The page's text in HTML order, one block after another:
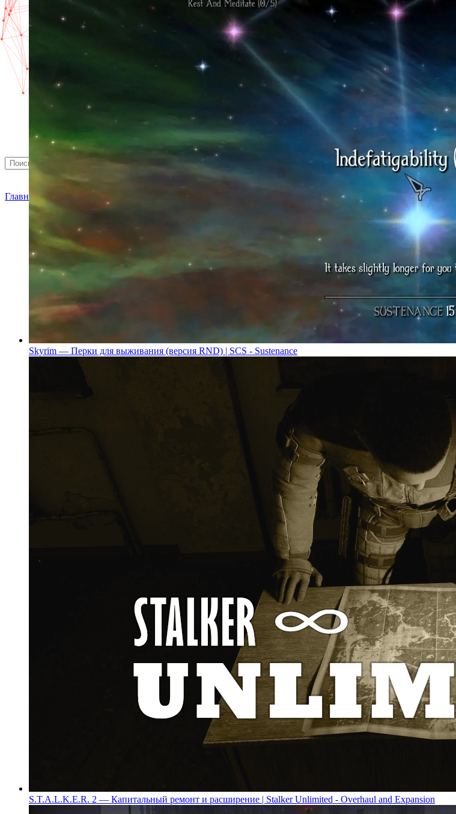
<-- Цвет для элементов
Цвет текста в блоках
Прозрачность фона:
0.4
Сбросить оформление
Найти
Главная » » Каменный век кибербезопасности - это сейчас "Мефодий Цупрунов"
Skyrim — Перки для выживания (версия RND) | SCS - Sustenance
S.T.A.L.K.E.R. 2 — Капитальный ремонт и расширение | Stalker Unlimited - Overhaul and Expansion